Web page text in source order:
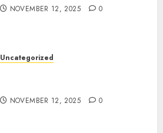
NOVEMBER 12, 2025 0
Uncategorized
NOVEMBER 12, 2025 0